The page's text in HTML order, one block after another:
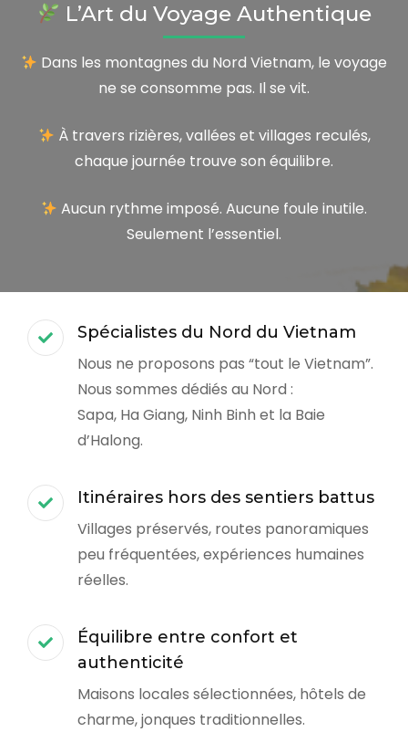
L’Art du Voyage Authentique
Dans les montagnes du Nord Vietnam, le voyage
ne se consomme pas. Il se vit.
À travers rizières, vallées et villages reculés,
chaque journée trouve son équilibre.
Aucun rythme imposé. Aucune foule inutile.
Seulement l’essentiel.
Spécialistes du Nord du Vietnam
Nous ne proposons pas “tout le Vietnam”.
Nous sommes dédiés au Nord :
Sapa, Ha Giang, Ninh Binh et la Baie
d’Halong.
Itinéraires hors des sentiers battus
Villages préservés, routes panoramiques
peu fréquentées, expériences humaines
réelles.
Équilibre entre confort et
authenticité
Maisons locales sélectionnées, hôtels de
charme, jonques traditionnelles.